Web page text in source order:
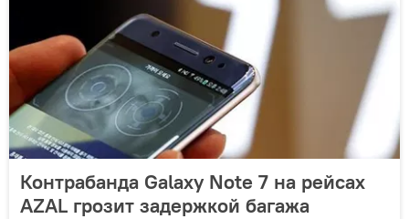
Контрабанда Galaxy Note 7 на рейсах
AZAL грозит задержкой багажа